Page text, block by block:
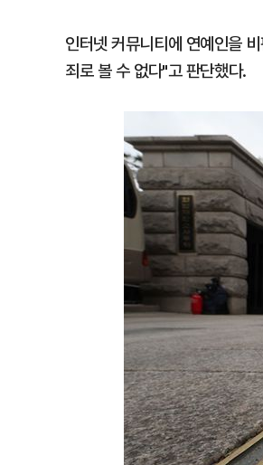
인터넷 커뮤니티에 연예인을
죄로 볼 수 없다"고 판단했다.